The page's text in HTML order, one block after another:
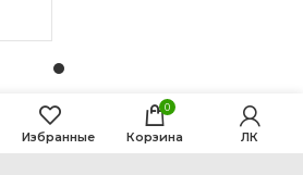
Избранные
0
Корзина ЛК